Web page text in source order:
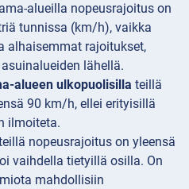
alueilla nopeusrajoitus on
tunnissa (km/h), vaikka
alhaisemmat rajoitukset,
lähellä.
alueen ulkopuolisilla teillä
90 km/h, ellei erityisillä
ilmoiteta.
nopeusrajoitus on yleensä
vaihdella tietyillä osilla. On
mahdollisiin